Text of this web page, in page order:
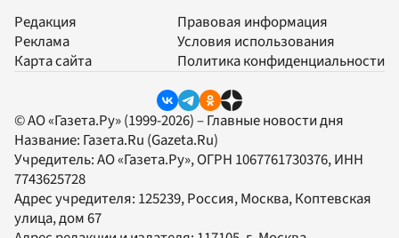
Редакция
Реклама
Карта сайта
Правовая информация
Условия использования
Политика конфиденциальности
© АО «Газета.Ру» (1999-2026) – Главные новости дня
Название: Газета.Ru (Gazeta.Ru)
Учредитель:АО «Газета.Ру», ОГРН 1067761730376, ИНН
7743625728
Адрес учредителя: 125239, Россия, Москва, Коптевская
улица, дом 67